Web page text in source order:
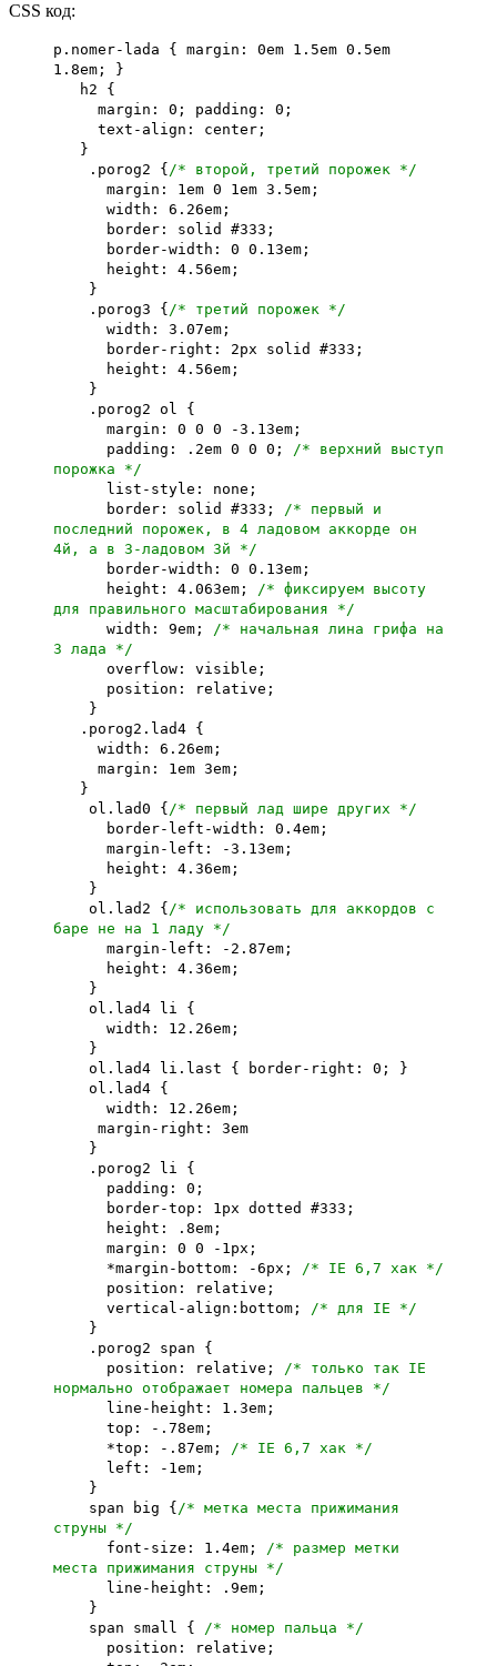
CSS код:
p.nomer-lada { margin: 0em 1.5em 0.5em
1.8em; }
h2 {
margin: 0; padding: 0;
text-align: center;
}
.porog2 { /* второй, третий порожек */
margin: 1em 0 1em 3.5em;
width: 6.26em;
border: solid #333;
border-width: 0 0.13em;
height: 4.56em;
}
.porog3 { /* третий порожек */
width: 3.07em;
border-right: 2px solid #333;
height: 4.56em;
}
.porog2 ol {
margin: 0 0 0 -3.13em;
padding: .2em 0 0 0; /* верхний выcтуп
порожка */
list-style: none;
border: solid #333; /* первый и
последний порожек, в 4 ладовом аккорде он
4й, а в 3-ладовом 3й */
border-width: 0 0.13em;
height: 4.063em; /* фиксируем высоту
для правильного масштабирования */
width: 9em; /* начальная лина грифа на
3 лада */
overflow: visible;
position: relative;
}
.porog2.lad4 {
width: 6.26em;
margin: 1em 3em;
}
ol.lad0 { /* первый лад шире других */
border-left-width: 0.4em;
margin-left: -3.13em;
height: 4.36em;
}
ol.lad2 { /* использовать для аккордов с
баре не на 1 ладу */
margin-left: -2.87em;
height: 4.36em;
}
ol.lad4 li {
width: 12.26em;
}
ol.lad4 li.last { border-right: 0; }
ol.lad4 {
width: 12.26em;
margin-right: 3em
}
.porog2 li {
padding: 0;
border-top: 1px dotted #333;
height: .8em;
margin: 0 0 -1px;
*margin-bottom: -6px; /* IE 6,7 хак */
position: relative;
vertical-align:bottom; /* для IE */
}
.porog2 span {
position: relative; /* только так IE
нормально отображает номера пальцев */
line-height: 1.3em;
top: -.78em;
*top: -.87em; /* IE 6,7 хак */
left: -1em;
}
span big { /* метка места прижимания
струны */
font-size: 1.4em; /* размер метки
места прижимания струны */
line-height: .9em;
}
span small { /* номер пальца */
position: relative;